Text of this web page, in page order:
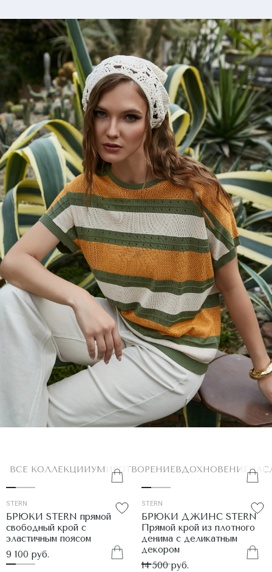
ВСЕ КОЛЛЕКЦИИУМИРОТВОРЕНИЕВДОХНОВЕНИЕ
STERN
БРЮКИ STERN прямой
свободный крой с
эластичным поясом
9 100 руб.
STERN
БРЮКИ ДЖИНС STERN
Прямой крой из плотного
денима с деликатным
декором
14 500 руб.